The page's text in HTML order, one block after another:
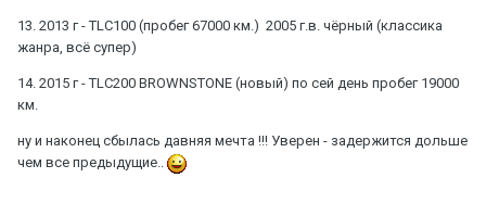
13. 2013 г - TLC100 (пробег 67000 км.) 2005 г.в. чёрный (классика
жанра, всё супер)
14. 2015 г - TLC200 BROWNSTONE (новый) по сей день пробег 19000
км.
ну и наконец сбылась давняя мечта !!! Уверен - задержится дольше
чем все предыдущие..